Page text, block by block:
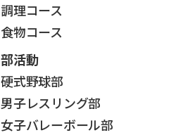
調理コース
食物コース
部活動
硬式野球部
男子レスリング部
女子バレーボール部